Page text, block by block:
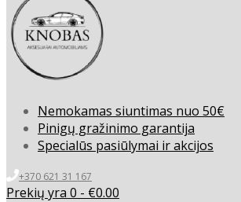
Nemokamas siuntimas nuo 50€
Pinigų gražinimo garantija
Specialūs pasiūlymai ir akcijos
+370 621 31 167
Prekių yra 0 - €0.00